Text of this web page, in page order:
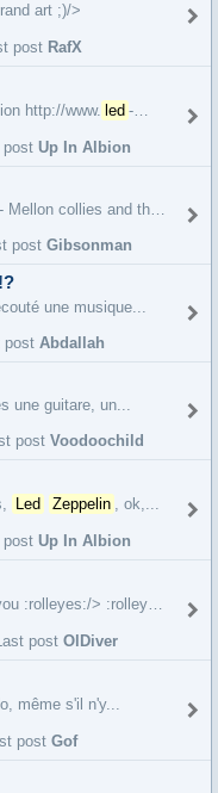
art ;)/>
post RafX
http://www. led - zeppelin
post Up In Albion
collies and the infinite...
post Gibsonman
une musique...
post Abdallah
une guitare, un...
post Voodoochild
Led Zeppelin , ok,...
post Up In Albion
> :rolleyes:/> :D/> :D/>
post OlDiver
même s'il n'y...
post Gof